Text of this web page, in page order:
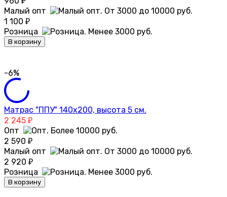
Малый опт
1 100 ₽
Розница
В корзину
-6%
Матрас "ППУ" 140х200, высота 5 см.
2 245 ₽
Опт
2 590 ₽
Малый опт
2 920 ₽
Розница
В корзину